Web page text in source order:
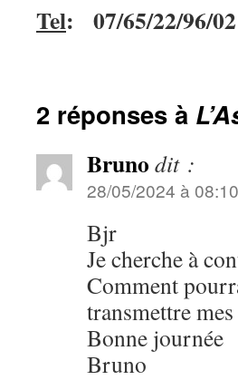
Tel: 07/65/22/96/02
2 réponses à
Bruno dit :
28/05/2024 à 08:10
Bjr
Je cherche à
Comment
transmettre
Bonne journée
Bruno